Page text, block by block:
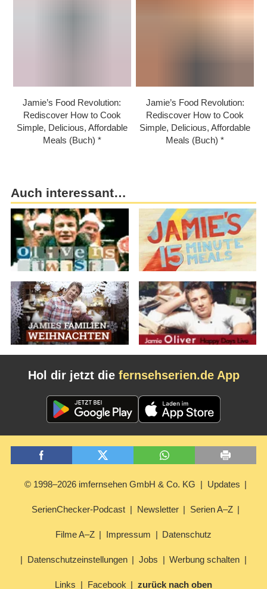
Jamie’s Food Revolution:
Rediscover How to Cook
Simple, Delicious, Affordable
Meals (Buch)
Jamie’s Food Revolution:
Rediscover How to Cook
Simple, Delicious, Affordable
Meals (Buch)
Auch interessant…
Hol dir jetzt die fernsehserien.de App
© 1998–2026 imfernsehen GmbH & Co. KG Updates
SerienChecker-Podcast Newsletter Serien A–Z
Filme A–Z Impressum Datenschutz
Datenschutzeinstellungen Jobs Werbung schalten
Links Facebook zurück nach oben